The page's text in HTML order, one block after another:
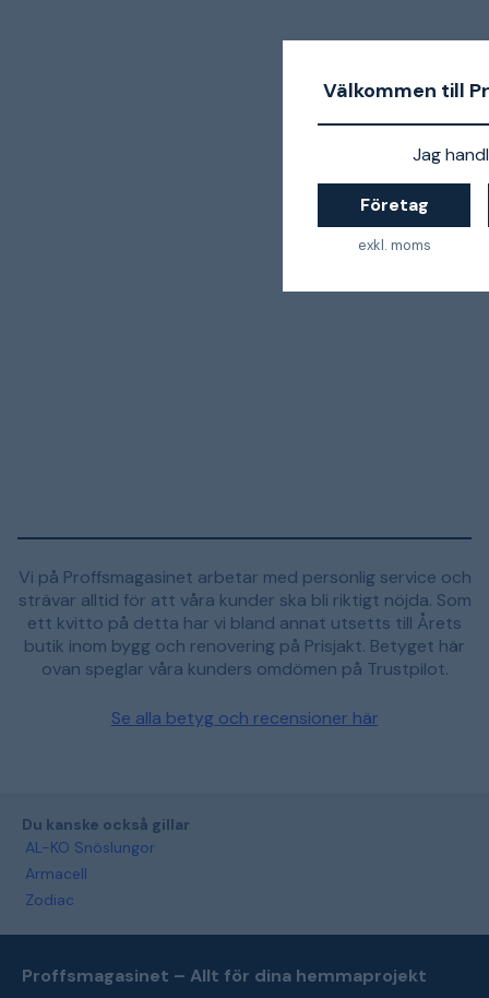
Välkommen till
Jag
Företag
exkl. moms
Vi på Proffsmagasinet arbetar med personlig service och
strävar alltid för att våra kunder ska bli riktigt nöjda. Som
ett kvitto på detta har vi bland annat utsetts till Årets
butik inom bygg och renovering på Prisjakt. Betyget här
ovan speglar våra kunders omdömen på Trustpilot.
Se alla betyg och recensioner här
Du kanske också gillar
AL-KO Snöslungor
Armacell
Zodiac
Proffsmagasinet – Allt för dina hemmaprojekt